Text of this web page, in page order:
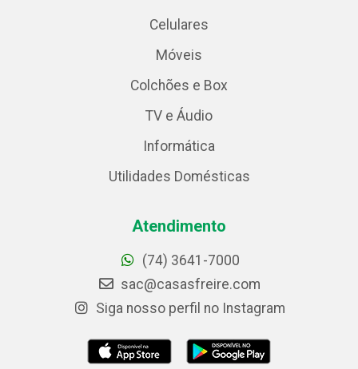
Celulares
Móveis
Colchões e Box
TV e Áudio
Informática
Utilidades Domésticas
Atendimento
(74) 3641-7000
sac@casasfreire.com
Siga nosso perfil no Instagram